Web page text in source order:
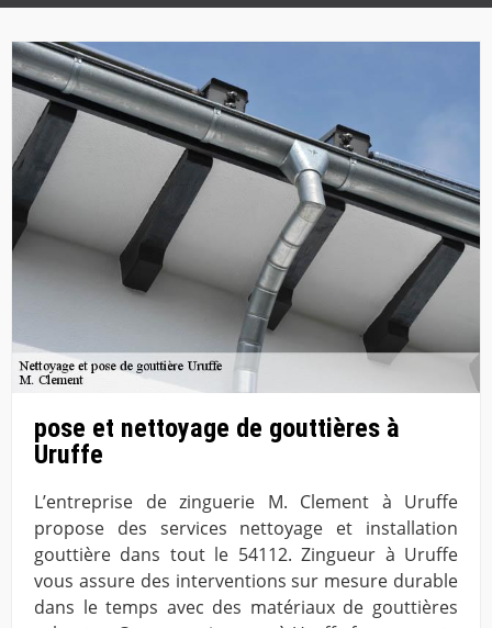
pose et nettoyage de gouttières à
Uruffe
L’entreprise de zinguerie M. Clement à Uruffe
propose des services nettoyage et installation
gouttière dans tout le 54112. Zingueur à Uruffe
vous assure des interventions sur mesure durable
dans le temps avec des matériaux de gouttières